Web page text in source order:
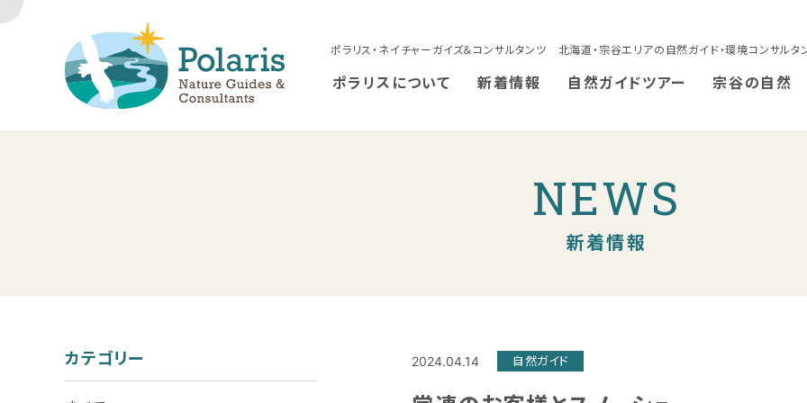
ポラリス・ネイチャーガイズ＆コンサルタンツ 北海道・宗谷エリアの自然ガイド・環境コンサルタ
ポラリスについて 新着情報 自然ガイドツアー 宗谷の自然
NEWS
新着情報
2024.04.14 自然ガイド
カテゴリー